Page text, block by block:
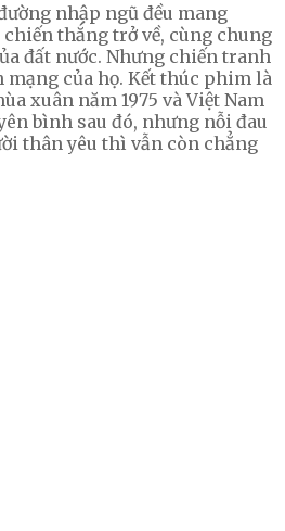
nhập ngũ đều mang
thắng trở về, cùng chung
đất nước. Nhưng chiến tranh
của họ. Kết thúc phim là
xuân năm 1975 và Việt Nam
bình sau đó, nhưng nỗi đau
thân yêu thì vẫn còn chẳng